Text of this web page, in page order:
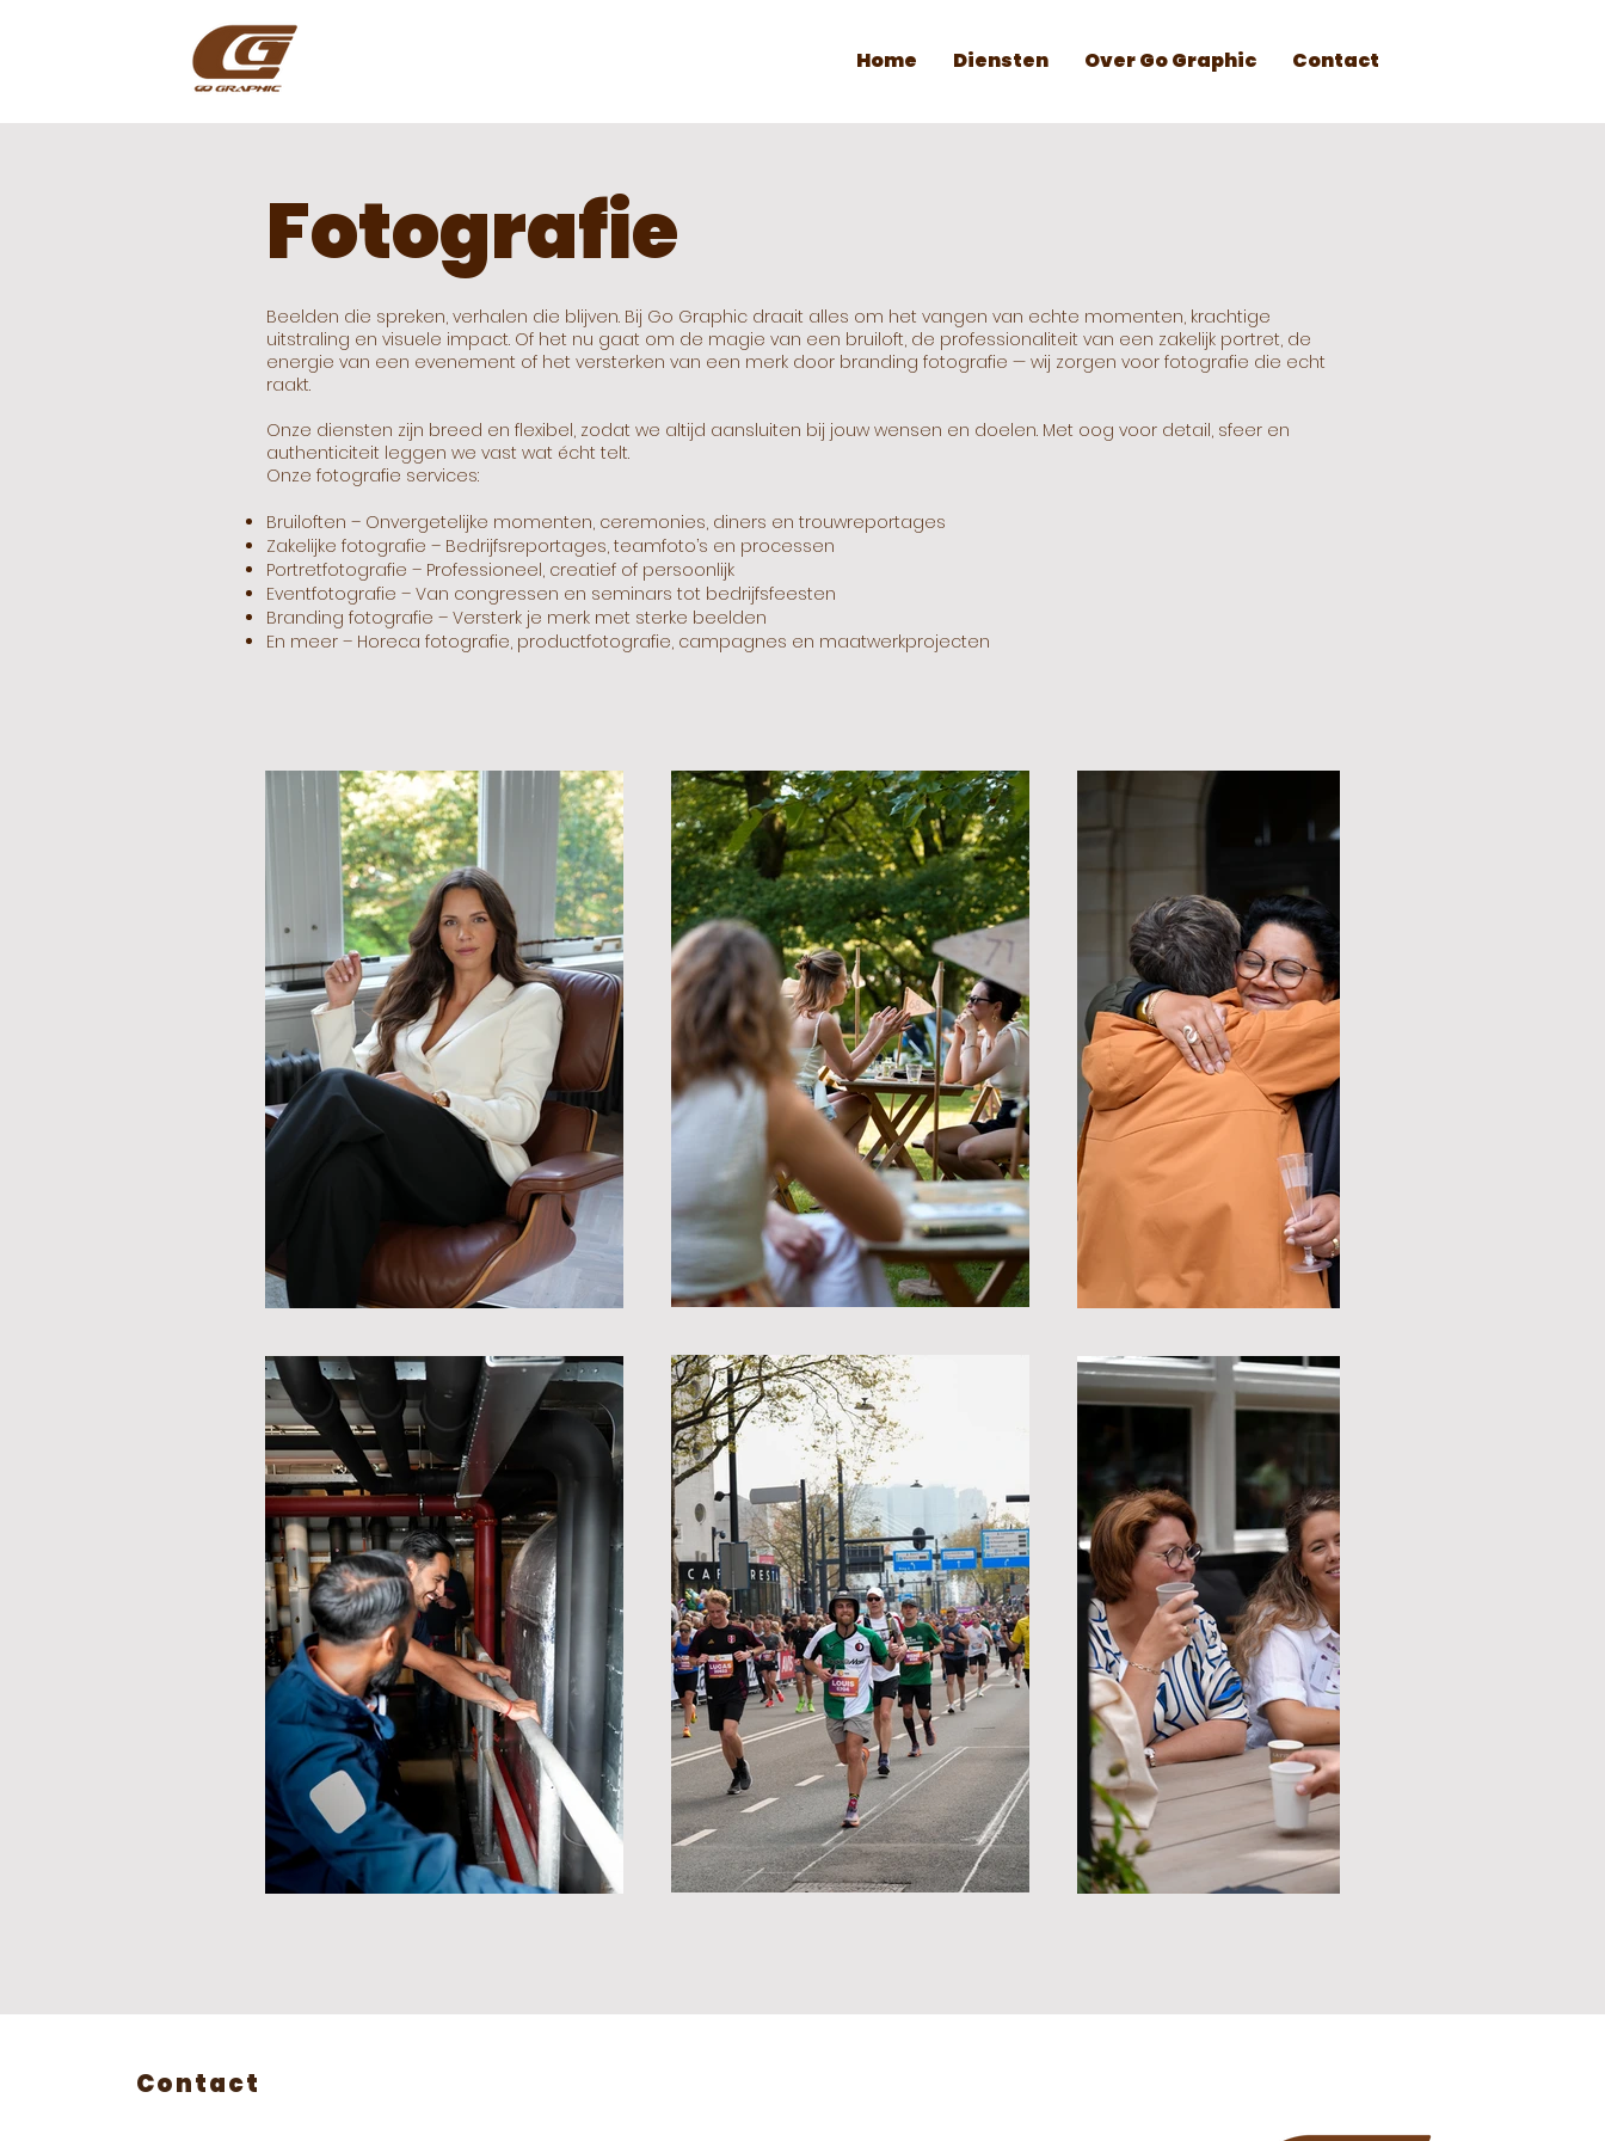
Home Diensten Over Go Graphic Contact
Fotografie
Beelden die spreken, verhalen die blijven. Bij Go Graphic draait alles om het vangen van echte momenten, krachtige
uitstraling en visuele impact. Of het nu gaat om de magie van een bruiloft, de professionaliteit van een zakelijk portret, de
energie van een evenement of het versterken van een merk door branding fotografie — wij zorgen voor fotografie die echt
raakt.
Onze diensten zijn breed en flexibel, zodat we altijd aansluiten bij jouw wensen en doelen. Met oog voor detail, sfeer en
authenticiteit leggen we vast wat écht telt.
Onze fotografie services:
Bruiloften – Onvergetelijke momenten, ceremonies, diners en trouwreportages
Zakelijke fotografie – Bedrijfsreportages, teamfoto’s en processen
Portretfotografie – Professioneel, creatief of persoonlijk
Eventfotografie – Van congressen en seminars tot bedrijfsfeesten
Branding fotografie – Versterk je merk met sterke beelden
En meer – Horeca fotografie, productfotografie, campagnes en maatwerkprojecten
Contact